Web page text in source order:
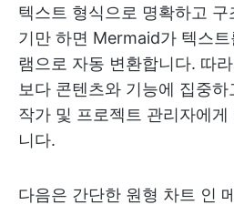
텍스트 형식으로 명확하고
기만 하면 Mermaid가 텍스
램으로 자동 변환합니다. 따
보다 콘텐츠와 기능에 집중
작가 및 프로젝트 관리자에
니다.
다음은 간단한 원형 차트 인